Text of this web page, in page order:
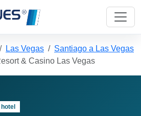
Las Vegas
Santiago a Las Vegas
& Casino Las Vegas